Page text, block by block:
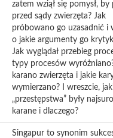
zatem wziął się pomysł, by
przed sądy zwierzęta? Jak
próbowano go uzasadnić i
o jakie argumenty go
Jak wyglądał przebieg
typy procesów
karano zwierzęta i jakie
wymierzano? I wreszcie,
„przestępstwa” były
karane i dlaczego?
Singapur to synonim